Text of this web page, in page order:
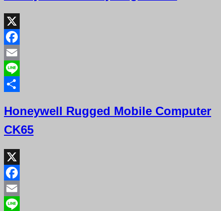
X
Facebook
Email
Line
Honeywell Rugged Mobile Computer
CK65
X
Facebook
Email